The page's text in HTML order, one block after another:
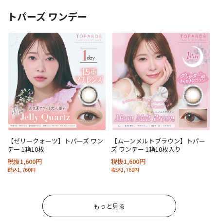
トパーズ ワンデー
【ゼリークォーツ】トパーズ ワン
デー 1箱10枚
税抜1,600円
税込1,760円
【ムーンメルトブラウン】トパー
ズ ワンデー 1箱10枚入り
税抜1,600円
税込1,760円
もっと見る